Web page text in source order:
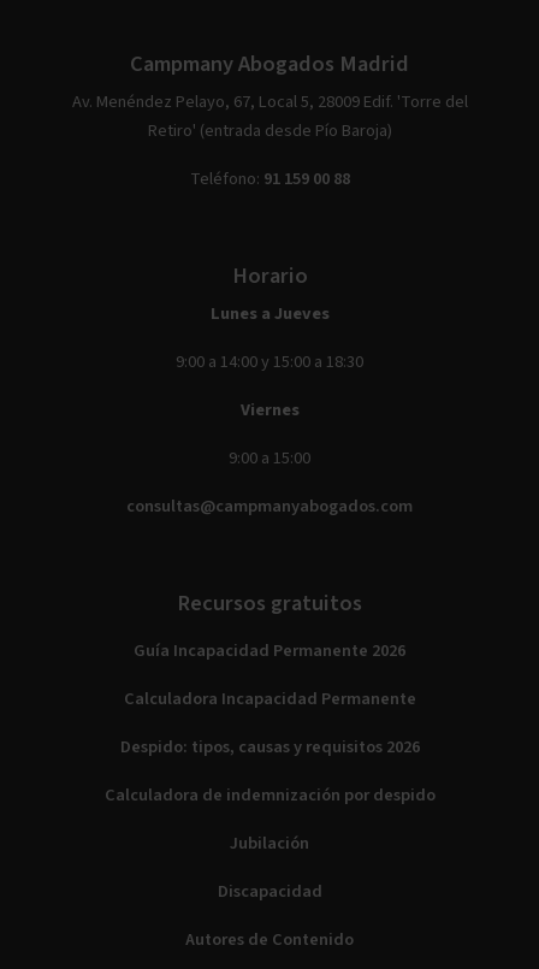
Campmany Abogados Madrid
Av. Menéndez Pelayo, 67, Local 5, 28009 Edif. 'Torre del
Retiro' (entrada desde Pío Baroja)
Teléfono: 91 159 00 88
Horario
Lunes a Jueves
9:00 a 14:00 y 15:00 a 18:30
Viernes
9:00 a 15:00
consultas@campmanyabogados.com
Recursos gratuitos
Guía Incapacidad Permanente 2026
Calculadora Incapacidad Permanente
Despido: tipos, causas y requisitos 2026
Calculadora de indemnización por despido
Jubilación
Discapacidad
Autores de Contenido